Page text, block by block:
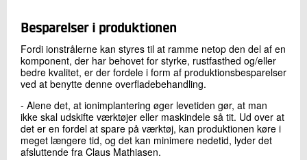
Besparelser i produktionen
Fordi ionstrålerne kan styres til at ramme netop den del af en
komponent, der har behovet for styrke, rustfasthed og/eller
bedre kvalitet, er der fordele i form af produktionsbesparelser
ved at benytte denne overfladebehandling.
- Alene det, at ionimplantering øger levetiden gør, at man
ikke skal udskifte værktøjer eller maskindele så tit. Ud over at
det er en fordel at spare på værktøj, kan produktionen køre i
meget længere tid, og det kan minimere nedetid, lyder det
afsluttende fra Claus Mathiasen.